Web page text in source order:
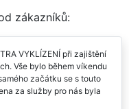
zákazníků:
VYKLÍZENÍ při zajištění
Vše bylo během víkendu
začátku se s touto
za služby pro nás byla